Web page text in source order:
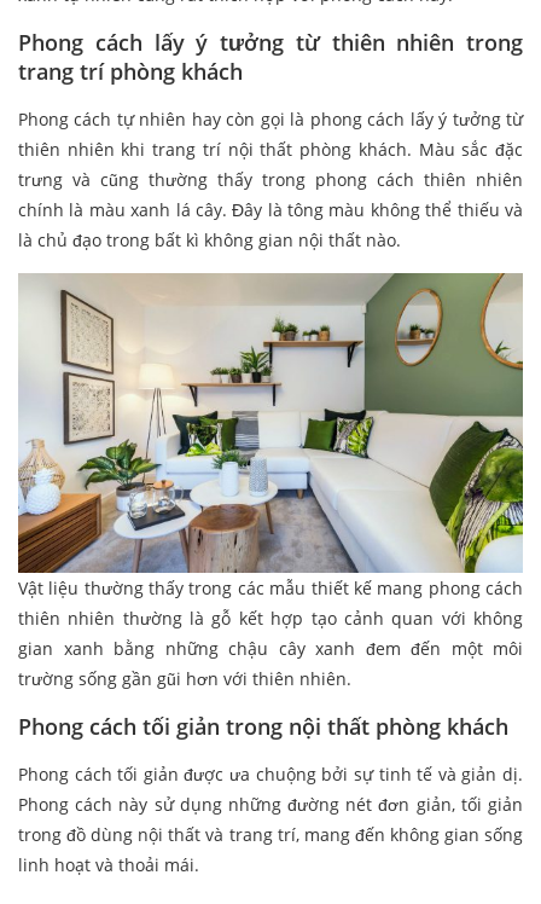
Phong cách lấy ý tưởng từ thiên nhiên trong
trang trí phòng khách
Phong cách tự nhiên hay còn gọi là phong cách lấy ý tưởng từ
thiên nhiên khi trang trí nội thất phòng khách. Màu sắc đặc
trưng và cũng thường thấy trong phong cách thiên nhiên
chính là màu xanh lá cây. Đây là tông màu không thể thiếu và
là chủ đạo trong bất kì không gian nội thất nào.
Vật liệu thường thấy trong các mẫu thiết kế mang phong cách
thiên nhiên thường là gỗ kết hợp tạo cảnh quan với không
gian xanh bằng những chậu cây xanh đem đến một môi
trường sống gần gũi hơn với thiên nhiên.
Phong cách tối giản trong nội thất phòng khách
Phong cách tối giản được ưa chuộng bởi sự tinh tế và giản dị.
Phong cách này sử dụng những đường nét đơn giản, tối giản
trong đồ dùng nội thất và trang trí, mang đến không gian sống
linh hoạt và thoải mái.